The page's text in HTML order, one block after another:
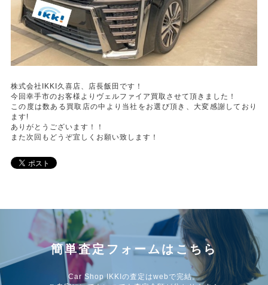
株式会社IKKI久喜店、店長飯田です！
今回幸手市のお客様よりヴェルファイア買取させて頂きました！
この度は数ある買取店の中より当社をお選び頂き、大変感謝しており
ます!
ありがとうございます！！
また次回もどうぞ宜しくお願い致します！
簡単査定フォームはこちら
Car Shop IKKIの査定はwebで完結。